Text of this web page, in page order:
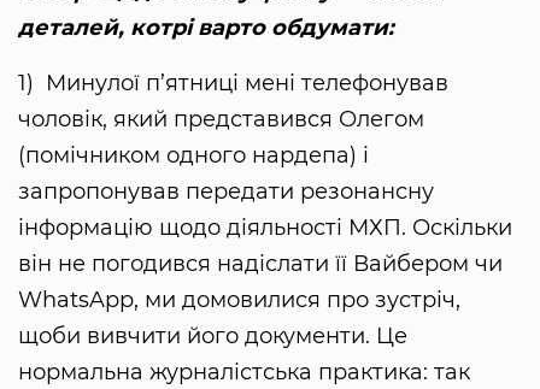
деталей, котрі варто обдумати:
1) Минулої п’ятниці мені телефонував
чоловік, який представився Олегом
(помічником одного нардепа) і
запропонував передати резонансну
інформацію щодо діяльності МХП. Оскільки
він не погодився надіслати її Вайбером чи
WhatsApp, ми домовилися про зустріч,
щоби вивчити його документи. Це
нормальна журналістська практика: так